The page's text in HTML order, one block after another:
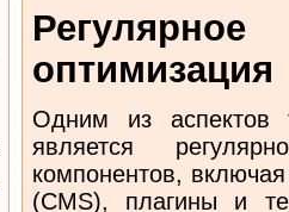
оптимизация
Одним из аспектов
является
компонентов,
(CMS), плагины и